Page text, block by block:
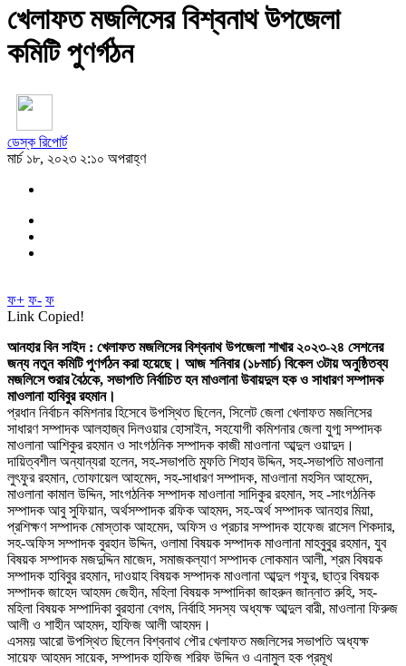
খেলাফত মজলিসের বিশ্বনাথ উপজেলা
কমিটি পুণর্গঠন
ডেস্ক রিপোর্ট
মার্চ ১৮, ২০২৩ ২:১০ অপরাহ্ণ
ফ+ ফ- ফ
Link Copied!
আনহার বিন সাইদ : খেলাফত মজলিসের বিশ্বনাথ উপজেলা শাখার ২০২৩-২৪ সেশনের
জন্য নতুন কমিটি পুণর্গঠন করা হয়েছে। আজ শনিবার (১৮মার্চ) বিকেল ৩টায় অনুষ্ঠিতব্য
মজলিসে শুরার বৈঠকে, সভাপতি নির্বাচিত হন মাওলানা উবায়দুল হক ও সাধারণ সম্পাদক
মাওলানা হাবিবুর রহমান।
প্রধান নির্বাচন কমিশনার হিসেবে উপস্থিত ছিলেন, সিলেট জেলা খেলাফত মজলিসের
সাধারণ সম্পাদক আলহাজ্ব দিলওয়ার হোসাইন, সহযোগী কমিশনার জেলা যুগ্ম সম্পাদক
মাওলানা আশিকুর রহমান ও সাংগঠনিক সম্পাদক কাজী মাওলানা আব্দুল ওয়াদুদ।
দায়িত্বশীল অন্যান্যরা হলেন, সহ-সভাপতি মুফতি শিহাব উদ্দিন, সহ-সভাপতি মাওলানা
লুৎফুর রহমান, তোফায়েল আহমেদ, সহ-সাধারণ সম্পাদক, মাওলানা মহসিন আহমেদ,
মাওলানা কামাল উদ্দিন, সাংগঠনিক সম্পাদক মাওলানা সাদিকুর রহমান, সহ -সাংগঠনিক
সম্পাদক আবু সুফিয়ান, অর্থসম্পাদক রফিক আহমদ, সহ-অর্থ সম্পাদক আনহার মিয়া,
প্রশিক্ষণ সম্পাদক মোস্তাক আহমেদ, অফিস ও প্রচার সম্পাদক হাফেজ রাসেল শিকদার,
সহ-অফিস সম্পাদক বুরহান উদ্দিন, ওলামা বিষয়ক সম্পাদক মাওলানা মাহবুবুর রহমান, যুব
বিষয়ক সম্পাদক মজদুদ্দিন মাজেদ, সমাজকল্যাণ সম্পাদক লোকমান আলী, শ্রম বিষয়ক
সম্পাদক হাবিবুর রহমান, দাওয়াহ বিষয়ক সম্পাদক মাওলানা আব্দুল গফুর, ছাত্র বিষয়ক
সম্পাদক জাহেদ আহমদ জেহীন, মহিলা বিষয়ক সম্পাদিকা জাহরুন জান্নাত রুহি, সহ-
মহিলা বিষয়ক সম্পাদিকা বুরহানা বেগম, নির্বাহি সদস্য অধ্যক্ষ আব্দুল বারী, মাওলানা ফিরুজ
আলী ও শাহীন আহমদ, হাফিজ আলী আহমদ।
এসময় আরো উপস্থিত ছিলেন বিশ্বনাথ পৌর খেলাফত মজলিসের সভাপতি অধ্যক্ষ
সায়েফ আহমদ সায়েক, সম্পাদক হাফিজ শরিফ উদ্দিন ও এনামুল হক প্রমূখ